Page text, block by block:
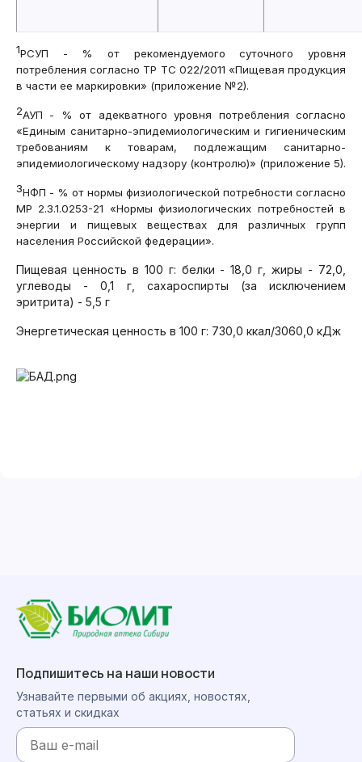
1РСУП - % от рекомендуемого суточного уровня
потребления согласно ТР ТС 022/2011 «Пищевая продукция
в части ее маркировки» (приложение №2).
2АУП - % от адекватного уровня потребления согласно
«Единым санитарно-эпидемиологическим и гигиеническим
требованиям к товарам, подлежащим санитарно-
эпидемиологическому надзору (контролю)» (приложение 5).
3НФП - % от нормы физиологической потребности согласно
МР 2.3.1.0253-21 «Нормы физиологических потребностей в
энергии и пищевых веществах для различных групп
населения Российской федерации».
Пищевая ценность в 100 г: белки - 18,0 г, жиры - 72,0,
углеводы - 0,1 г, сахароспирты (за исключением
эритрита) - 5,5 г
Энергетическая ценность в 100 г: 730,0 ккал/3060,0 кДж
Подпишитесь на наши новости
Узнавайте первыми об акциях, новостях,
статьях и скидках